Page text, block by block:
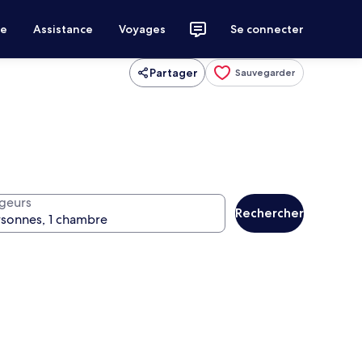
Assistance Voyages Se connecter
Partager Sauvegarder
Rechercher